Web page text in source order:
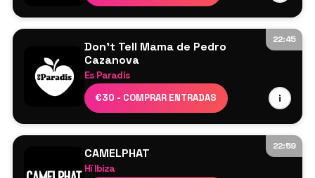
22:45
Don't Tell Mama de Pedro
Cazanova
Es Paradis
€30 - COMPRAR ENTRADAS i
Cartel por confirmar
22:59
CAMELPHAT
Hï Ibiza